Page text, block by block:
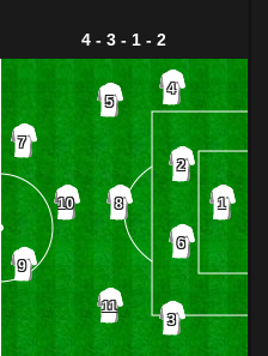
4 - 3 - 1 - 2
1
4
2
6
3
5
8
11
10
7
9